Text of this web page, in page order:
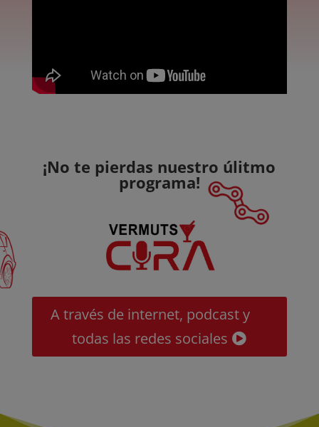
¡No te pierdas nuestro úlitmo
programa!
A través de internet, podcast y
todas las redes sociales